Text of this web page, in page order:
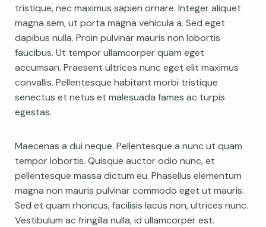
tristique, nec maximus sapien ornare. Integer aliquet
magna sem, ut porta magna vehicula a. Sed eget
dapibus nulla. Proin pulvinar mauris non lobortis
faucibus. Ut tempor ullamcorper quam eget
accumsan. Praesent ultrices nunc eget elit maximus
convallis. Pellentesque habitant morbi tristique
senectus et netus et malesuada fames ac turpis
egestas.
Maecenas a dui neque. Pellentesque a nunc ut quam
tempor lobortis. Quisque auctor odio nunc, et
pellentesque massa dictum eu. Phasellus elementum
magna non mauris pulvinar commodo eget ut mauris.
Sed et quam rhoncus, facilisis lacus non, ultrices nunc.
Vestibulum ac fringilla nulla, id ullamcorper est.